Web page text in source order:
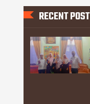
RECENT POST